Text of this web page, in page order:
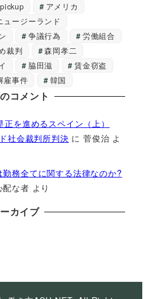
pickup
アメリカ
ュージーランド
争議行為
労働組合
裁判
森岡孝二
脇田滋
賃金窃盗
雇事件 韓国
コメント
を進めるスペイン（上）
社会裁判所判決 に菅俊治 よ
務全てに関する法律なのか?
配な者 より
カイブ